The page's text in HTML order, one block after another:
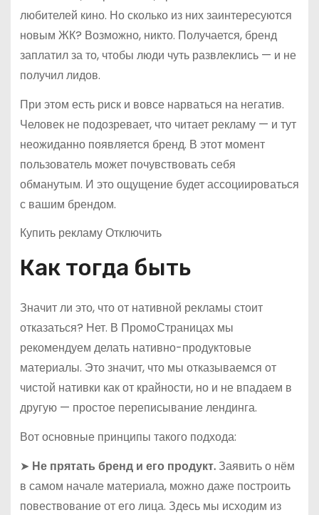
любителей кино. Но сколько из них заинтересуются
новым ЖК? Возможно, никто. Получается, бренд
заплатил за то, чтобы люди чуть развлеклись — и не
получил лидов.
При этом есть риск и вовсе нарваться на негатив.
Человек не подозревает, что читает рекламу — и тут
неожиданно появляется бренд. В этот момент
пользователь может почувствовать себя
обманутым. И это ощущение будет ассоциироваться
с вашим брендом.
Купить рекламу Отключить
Как тогда быть
Значит ли это, что от нативной рекламы стоит
отказаться? Нет. В ПромоСтраницах мы
рекомендуем делать нативно-продуктовые
материалы. Это значит, что мы отказываемся от
чистой нативки как от крайности, но и не впадаем в
другую — простое переписывание лендинга.
Вот основные принципы такого подхода:
➤ Не прятать бренд и его продукт.Заявить о нём
в самом начале материала, можно даже построить
повествование от его лица. Здесь мы исходим из